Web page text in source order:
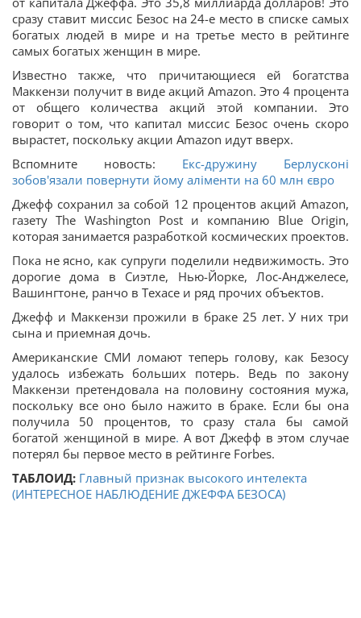
сразу ставит миссис Безос на 24-е место в списке самых
богатых людей в мире и на третье место в рейтинге
самых богатых женщин в мире.
Известно также, что причитающиеся ей богатства
Маккензи получит в виде акций Amazon. Это 4 процента
от общего количества акций этой компании. Это
говорит о том, что капитал миссис Безос очень скоро
вырастет, поскольку акции Amazon идут вверх.
Вспомните новость: Екс-дружину Берлусконі
зобов'язали повернути йому аліменти на 60 млн євро
Джефф сохранил за собой 12 процентов акций Amazon,
газету The Washington Post и компанию Blue Origin,
которая занимается разработкой космических проектов.
Пока не ясно, как супруги поделили недвижимость. Это
дорогие дома в Сиэтле, Нью-Йорке, Лос-Анджелесе,
Вашингтоне, ранчо в Техасе и ряд прочих объектов.
Джефф и Маккензи прожили в браке 25 лет. У них три
сына и приемная дочь.
Американские СМИ ломают теперь голову, как Безосу
удалось избежать больших потерь. Ведь по закону
Маккензи претендовала на половину состояния мужа,
поскольку все оно было нажито в браке. Если бы она
получила 50 процентов, то сразу стала бы самой
богатой женщиной в мире. А вот Джефф в этом случае
потерял бы первое место в рейтинге Forbes.
ТАБЛОИД: Главный признак высокого интелекта
(ИНТЕРЕСНОЕ НАБЛЮДЕНИЕ ДЖЕФФА БЕЗОСА)